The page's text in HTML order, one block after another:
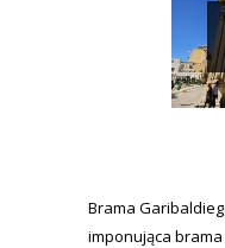
Brama
imponująca